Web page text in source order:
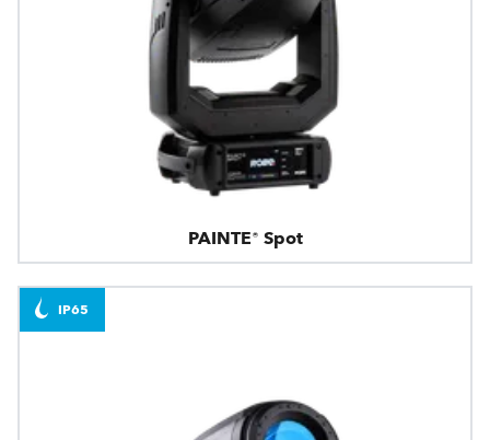
PAINTE® Spot
IP65